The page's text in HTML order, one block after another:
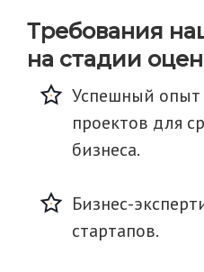
Требования
на стадии
Успешный опыт
проектов для
бизнеса.
Бизнес-
стартапов.